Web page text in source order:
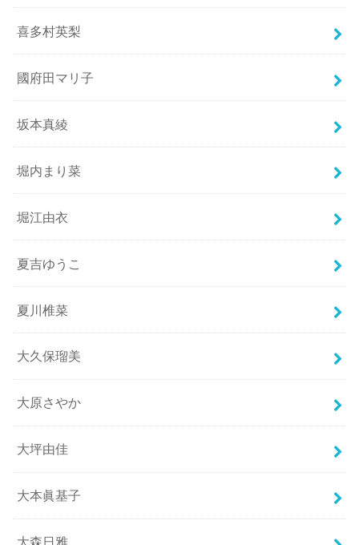
喜多村英梨
國府田マリ子
坂本真綾
堀内まり菜
堀江由衣
夏吉ゆうこ
夏川椎菜
大久保瑠美
大原さやか
大坪由佳
大本眞基子
大森日雅